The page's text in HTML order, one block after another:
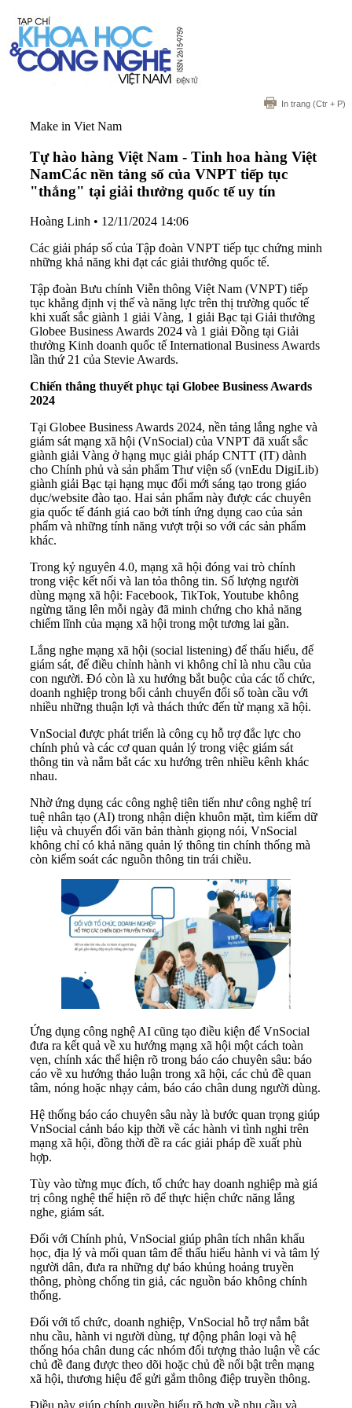
In trang (Ctr + P)
Make in Viet Nam
Tự hào hàng Việt Nam - Tinh hoa hàng Việt
NamCác nền tảng số của VNPT tiếp tục
"thắng" tại giải thưởng quốc tế uy tín
Hoàng Linh • 12/11/2024 14:06
Các giải pháp số của Tập đoàn VNPT tiếp tục chứng minh
những khả năng khi đạt các giải thưởng quốc tế.
Tập đoàn Bưu chính Viễn thông Việt Nam (VNPT) tiếp
tục khẳng định vị thế và năng lực trên thị trường quốc tế
khi xuất sắc giành 1 giải Vàng, 1 giải Bạc tại Giải thưởng
Globee Business Awards 2024 và 1 giải Đồng tại Giải
thưởng Kinh doanh quốc tế International Business Awards
lần thứ 21 của Stevie Awards.
Chiến thắng thuyết phục tại Globee Business Awards
2024
Tại Globee Business Awards 2024, nền tảng lắng nghe và
giám sát mạng xã hội (VnSocial) của VNPT đã xuất sắc
giành giải Vàng ở hạng mục giải pháp CNTT (IT) dành
cho Chính phủ và sản phẩm Thư viện số (vnEdu DigiLib)
giành giải Bạc tại hạng mục đổi mới sáng tạo trong giáo
dục/website đào tạo. Hai sản phẩm này được các chuyên
gia quốc tế đánh giá cao bởi tính ứng dụng cao của sản
phẩm và những tính năng vượt trội so với các sản phẩm
khác.
Trong kỷ nguyên 4.0, mạng xã hội đóng vai trò chính
trong việc kết nối và lan tỏa thông tin. Số lượng người
dùng mạng xã hội: Facebook, TikTok, Youtube không
ngừng tăng lên mỗi ngày đã minh chứng cho khả năng
chiếm lĩnh của mạng xã hội trong một tương lai gần.
Lắng nghe mạng xã hội (social listening) để thấu hiểu, để
giám sát, để điều chỉnh hành vi không chỉ là nhu cầu của
con người. Đó còn là xu hướng bắt buộc của các tổ chức,
doanh nghiệp trong bối cảnh chuyển đổi số toàn cầu với
nhiều những thuận lợi và thách thức đến từ mạng xã hội.
VnSocial được phát triển là công cụ hỗ trợ đắc lực cho
chính phủ và các cơ quan quản lý trong việc giám sát
thông tin và nắm bắt các xu hướng trên nhiều kênh khác
nhau.
Nhờ ứng dụng các công nghệ tiên tiến như công nghệ trí
tuệ nhân tạo (AI) trong nhận diện khuôn mặt, tìm kiếm dữ
liệu và chuyển đổi văn bản thành giọng nói, VnSocial
không chỉ có khả năng quản lý thông tin chính thống mà
còn kiểm soát các nguồn thông tin trái chiều.
Ứng dụng công nghệ AI cũng tạo điều kiện để VnSocial
đưa ra kết quả về xu hướng mạng xã hội một cách toàn
vẹn, chính xác thể hiện rõ trong báo cáo chuyên sâu: báo
cáo về xu hướng thảo luận trong xã hội, các chủ đề quan
tâm, nóng hoặc nhạy cảm, báo cáo chân dung người dùng.
Hệ thống báo cáo chuyên sâu này là bước quan trọng giúp
VnSocial cảnh báo kịp thời về các hành vi tình nghi trên
mạng xã hội, đồng thời đề ra các giải pháp đề xuất phù
hợp.
Tùy vào từng mục đích, tổ chức hay doanh nghiệp mà giá
trị công nghệ thể hiện rõ để thực hiện chức năng lắng
nghe, giám sát.
Đối với Chính phủ, VnSocial giúp phân tích nhân khẩu
học, địa lý và mối quan tâm để thấu hiểu hành vi và tâm lý
người dân, đưa ra những dự báo khủng hoảng truyền
thông, phòng chống tin giả, các nguồn báo không chính
thống.
Đối với tổ chức, doanh nghiệp, VnSocial hỗ trợ nắm bắt
nhu cầu, hành vi người dùng, tự động phân loại và hệ
thống hóa chân dung các nhóm đối tượng thảo luận về các
chủ đề đang được theo dõi hoặc chủ đề nổi bật trên mạng
xã hội, thương hiệu để gửi gắm thông điệp truyền thông.
Điều này giúp chính quyền hiểu rõ hơn về nhu cầu và